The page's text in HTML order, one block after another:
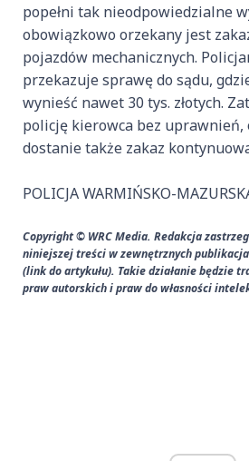
popełni tak nieodpowiedzialne
obowiązkowo orzekany jest
pojazdów mechanicznych.
przekazuje sprawę do sądu,
wynieść nawet 30 tys. złotych.
policję kierowca bez uprawnień,
dostanie także zakaz
POLICJA WARMIŃSKO-
Copyright © WRC Media. Redakcja
niniejszej treści w zewnętrznych
(link do artykułu). Takie działanie będzie
praw autorskich i praw do własności